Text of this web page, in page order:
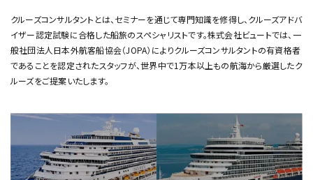
クルーズコンサルタントとは、セミナーを通じて専門知識を修得し、クルーズアドバ
イザー認定試験に合格した船旅のスペシャリストです。株式会社ビュートでは、一
般社団法人日本外航客船協会（JOPA）によりクルーズコンサルタントの有資格者
であることを認定されたスタッフが、世界中で1万本以上もの航海から厳選したク
ルーズをご提案いたします。